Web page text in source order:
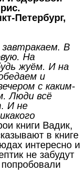
Петербург,
В
На
жуём. И на
и
с каким-
Люди всё
И не
книги Вадик,
в книге
интересно и
не забудут